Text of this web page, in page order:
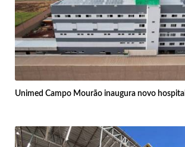
Unimed Campo Mourão inaugura novo hospital